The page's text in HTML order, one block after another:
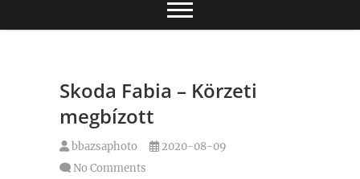
Skoda Fabia – Körzeti
megbízott
bbazsaphoto
2020-08-09
No Comments